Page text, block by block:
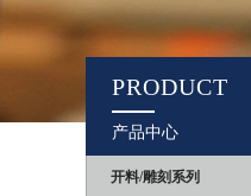
PRODUCT
产品中心
开料/雕刻系列